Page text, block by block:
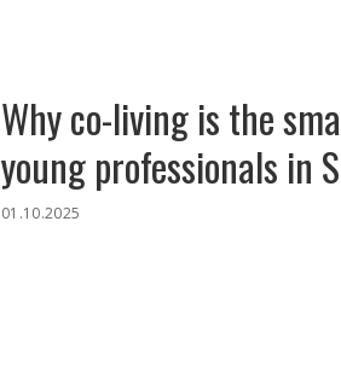
Why co-living is the
young professionals in
01.10.2025